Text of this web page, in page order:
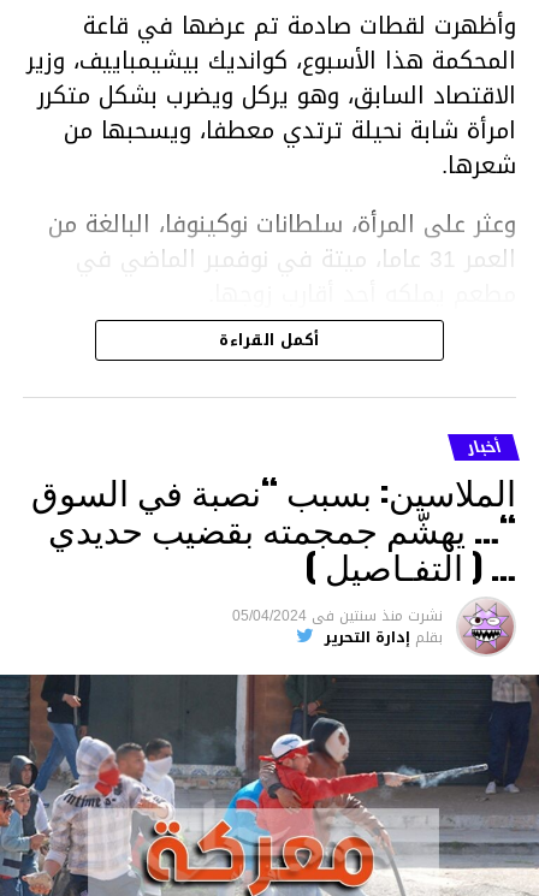
وأظهرت لقطات صادمة تم عرضها في قاعة
المحكمة هذا الأسبوع، كوانديك بيشيمباييف، وزير
الاقتصاد السابق، وهو يركل ويضرب بشكل متكرر
امرأة شابة نحيلة ترتدي معطفا، ويسحبها من
شعرها.
وعثر على المرأة، سلطانات نوكينوفا، البالغة من
العمر 31 عاما، ميتة في نوفمبر الماضي في
ووفقا لتقرير الطبيب الشرعي، توفيت نوكينوفا
متأثرة بصدمة في الدماغ، وكانت إحدى عظام
أنفها مكسورة وكانت هناك كدمات متعددة على
وجهها ورأسها وذراعيها ويديها.
ويواجه بيشيمباييف (43 عاما) اتهامات بالتعذيب
والقتل باستخدام العنف الشديد ويواجه عقوبة
السجن لمدة تصل إلى 20 عاما.
الأخبار
أكمل القراءة
أخبار
الملاسين: بسبب “نصبة في السوق
“… يهشّم جمجمته بقضيب حديدي
… ( التفـاصيل )
نشرت منذ سنتين فى 05/04/2024
بقلم إدارة التحرير